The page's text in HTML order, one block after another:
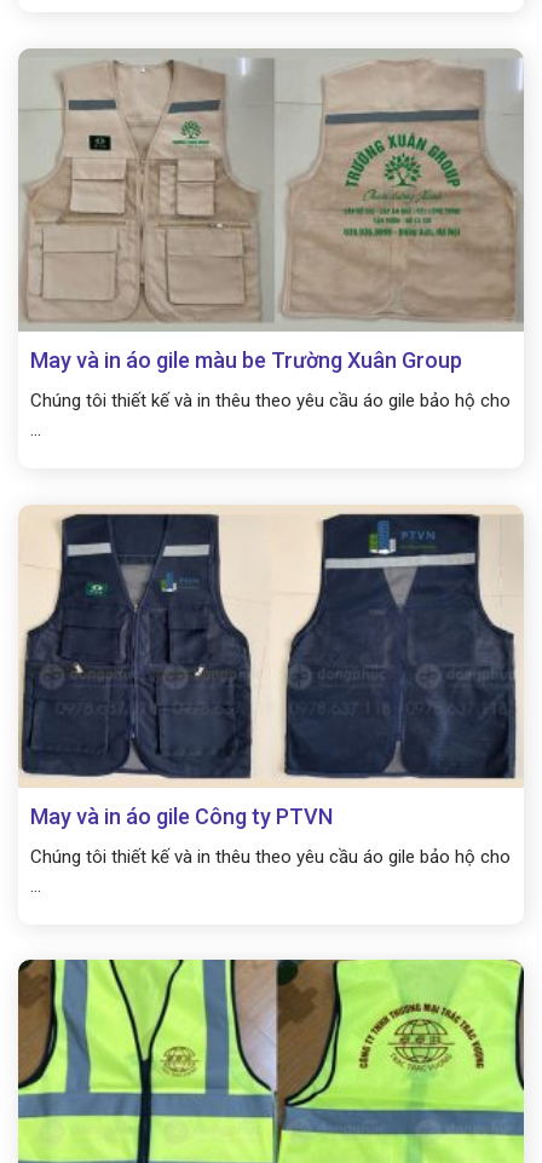
May và in áo gile màu be Trường Xuân Group
Chúng tôi thiết kế và in thêu theo yêu cầu áo gile bảo hộ cho
...
May và in áo gile Công ty PTVN
Chúng tôi thiết kế và in thêu theo yêu cầu áo gile bảo hộ cho
...